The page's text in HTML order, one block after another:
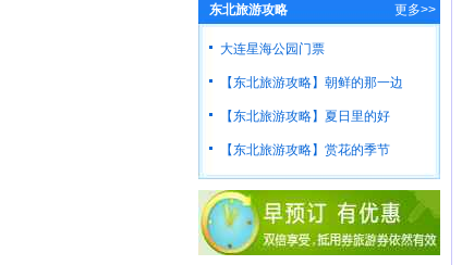
东北旅游攻略 更多>>
大连星海公园门票
【东北旅游攻略】朝鲜的那一边
【东北旅游攻略】夏日里的好
【东北旅游攻略】赏花的季节